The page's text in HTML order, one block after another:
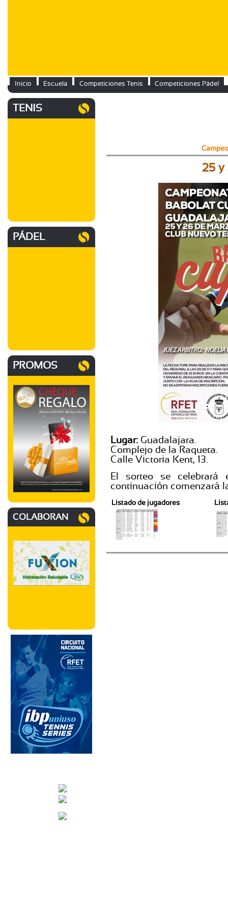
Inicio Escuela Competiciones Tenis Competiciones Pádel
TENIS
PÁDEL
PROMOS
COLABORAN
25 y
Lugar: Guadalajara.
Complejo de la Raqueta.
Calle Victoria Kent, 13.
El sorteo se
continuación comenzará
Listado de jugadores